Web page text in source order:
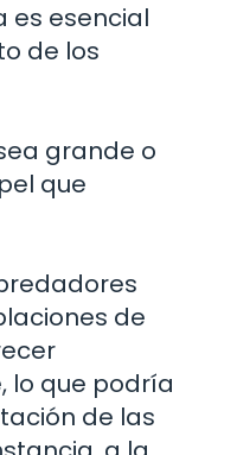
es esencial
de los
grande o
que
de
lo que podría
de las